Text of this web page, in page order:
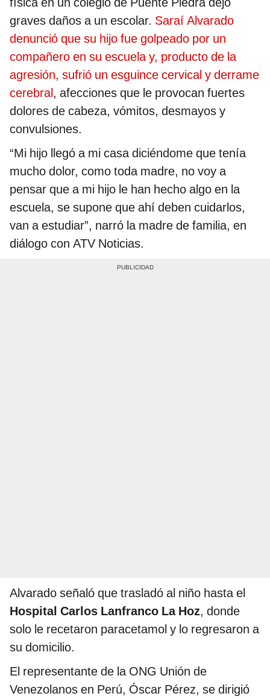
graves daños a un escolar. Saraí Alvarado
denunció que su hijo fue golpeado por un
compañero en su escuela y, producto de la
agresión, sufrió un esguince cervical y derrame
cerebral, afecciones que le provocan fuertes
dolores de cabeza, vómitos, desmayos y
convulsiones.
“Mi hijo llegó a mi casa diciéndome que tenía
mucho dolor, como toda madre, no voy a
pensar que a mi hijo le han hecho algo en la
escuela, se supone que ahí deben cuidarlos,
van a estudiar”, narró la madre de familia, en
diálogo con ATV Noticias.
Alvarado señaló que trasladó al niño hasta el
Hospital Carlos Lanfranco La Hoz, donde
solo le recetaron paracetamol y lo regresaron a
su domicilio.
El representante de la ONG Unión de
Venezolanos en Perú, Óscar Pérez, se dirigió